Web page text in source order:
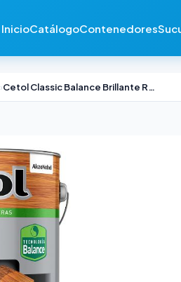
InicioCatálogoContenedores
› Cetol Classic Balance Brillante Roble 4lts